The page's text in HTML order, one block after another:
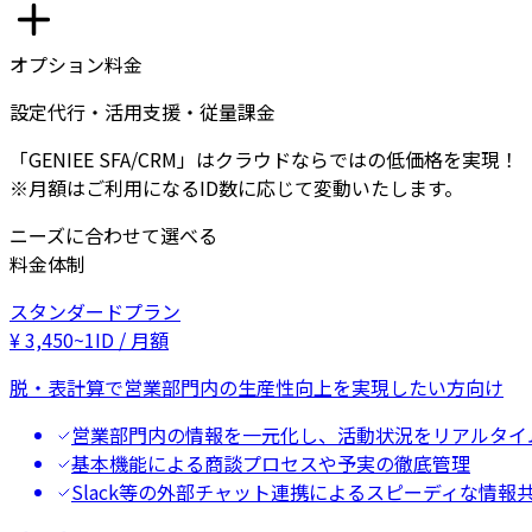
オプション料金
設定代行・活用支援・従量課金
「GENIEE SFA/CRM」はクラウドならではの低価格を実現！
※月額はご利用になるID数に応じて変動いたします。
ニーズに合わせて選べる
料金体制
スタンダードプラン
¥3,450~1ID / 月額
脱・表計算で営業部門内の生産性向上を実現したい方向け
営業部門内の情報を一元化し、活動状況をリアルタ
基本機能による商談プロセスや予実の徹底管理
Slack等の外部チャット連携によるスピーディな情報